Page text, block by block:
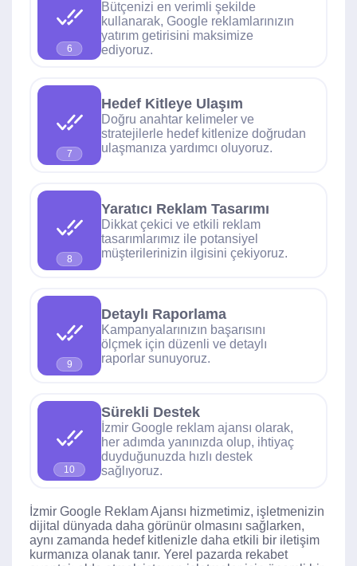
6
Bütçenizi en verimli şekilde
kullanarak, Google reklamlarınızın
yatırım getirisini maksimize
ediyoruz.
7
Hedef Kitleye Ulaşım
Doğru anahtar kelimeler ve
stratejilerle hedef kitlenize doğrudan
ulaşmanıza yardımcı oluyoruz.
8
Yaratıcı Reklam Tasarımı
Dikkat çekici ve etkili reklam
tasarımlarımız ile potansiyel
müşterilerinizin ilgisini çekiyoruz.
9
Detaylı Raporlama
Kampanyalarınızın başarısını
ölçmek için düzenli ve detaylı
raporlar sunuyoruz.
10
Sürekli Destek
İzmir Google reklam ajansı olarak,
her adımda yanınızda olup, ihtiyaç
duyduğunuzda hızlı destek
sağlıyoruz.
İzmir Google Reklam Ajansı hizmetimiz, işletmenizin
dijital dünyada daha görünür olmasını sağlarken,
aynı zamanda hedef kitlenizle daha etkili bir iletişim
kurmanıza olanak tanır. Yerel pazarda rekabet